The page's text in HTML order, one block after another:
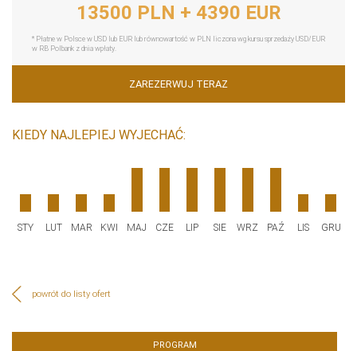
13500 PLN + 4390 EUR
* Płatne w Polsce w USD lub EUR lub równowartość w PLN liczona wg kursu sprzedaży USD/EUR
w RB Polbank z dnia wpłaty.
ZAREZERWUJ TERAZ
KIEDY NAJLEPIEJ WYJECHAĆ:
STY LUT MAR KWI MAJ CZE LIP SIE WRZ PAŹ LIS GRU
powrót do listy ofert
PROGRAM